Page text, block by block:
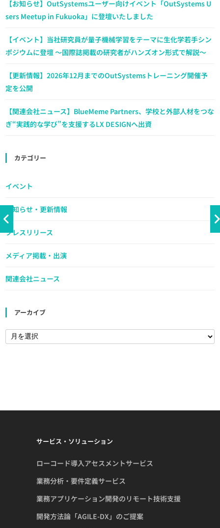
【お知らせ】OutSystemsユーザー向けイベント「OutSystems U
sers Meetup in Fukuoka」に登壇いたしました
【イベント】当社研究員が量子機械学習をテーマに生化学若手シン
ポジウムに登壇 ～国際誌掲載の研究者がハンズオン形式で解説～
【更新情報】2026年12月までのOutSystemsトレーニング開催予
定を公開
【関連会社ニュース】BlueMeme Partners、学校と外部人材をつな
ぎ“実践的な学び”を支援するLX DESIGNへ出資
カテゴリー
イベント
お知らせ・更新情報
プレスリリース
メディア掲載・出演
関連会社ニュース
アーカイブ
サービス・ソリューション
ローコード導入アセスメントサービス
業務分析・要件定義サービス
業務アプリケーション開発のリモート技術支援
開発方法論「AGILE-DX」のご提案